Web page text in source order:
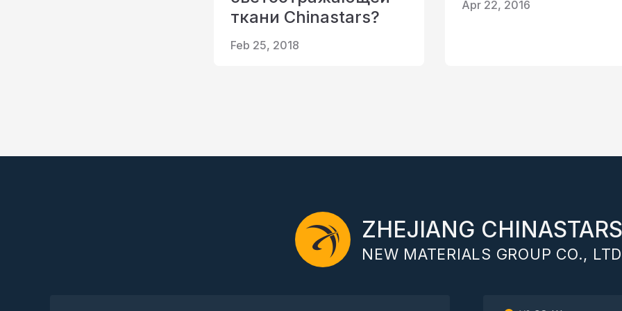
ткани Chinastars?
Feb 25, 2018
Apr 22, 2016
ZHEJIANG
NEW MATERIALS GROUP CO.,